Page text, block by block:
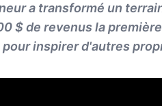
a transformé un
$ de revenus la
inspirer d'autres